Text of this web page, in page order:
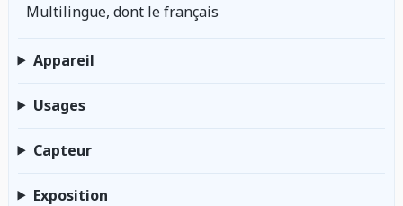
Multilingue, dont le français
Appareil
Usages
Capteur
Exposition